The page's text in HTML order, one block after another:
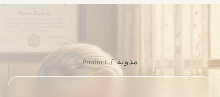
مدونة /
Product